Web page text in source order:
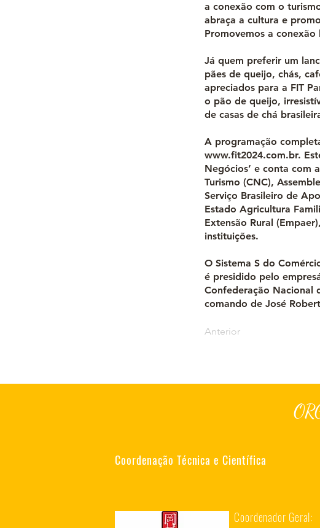
a conexão com o
abraça a cultura e
Promovemos a
Já quem preferir um
pães de queijo, chás,
apreciados para a FIT
o pão de queijo,
de casas de chá
A programação
www.fit2024.com.br.
Negócios’ e conta com
Turismo (CNC),
Serviço Brasileiro de
Estado Agricultura
Extensão Rural
instituições.
O Sistema S do
é presidido pelo
Confederação Nacional
comando de José
Anterior
Coordenação Técnica e Científica
Coordenador Geral: